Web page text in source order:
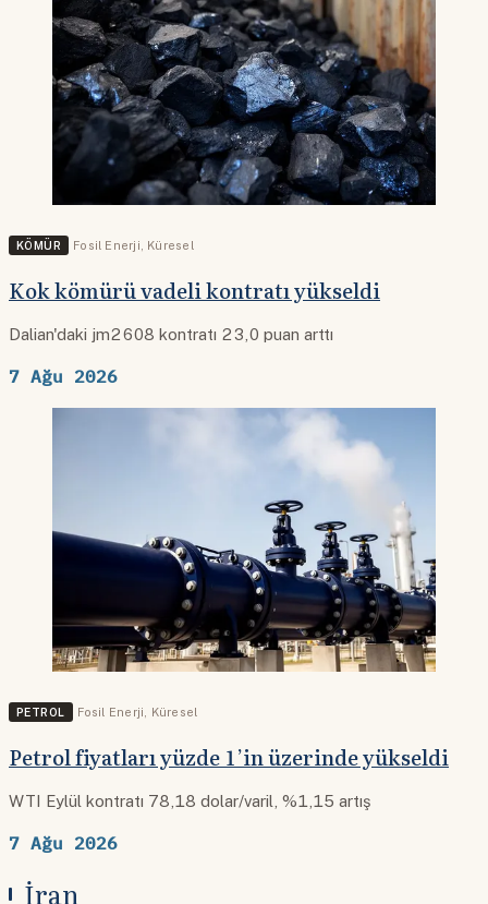
KÖMÜR Fosil Enerji Küresel
Kok kömürü vadeli kontratı yükseldi
Dalian'daki jm2608 kontratı 23,0 puan arttı
7 Ağu 2026
PETROL Fosil Enerji Küresel
Petrol fiyatları yüzde 1’in üzerinde yükseldi
WTI Eylül kontratı 78,18 dolar/varil, %1,15 artış
7 Ağu 2026
İran